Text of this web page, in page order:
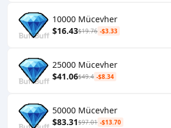
10000 Mücevher
$16.43$19.76 -$3.33
25000 Mücevher
$41.06$49.4 -$8.34
50000 Mücevher
$83.31$97.01 -$13.70